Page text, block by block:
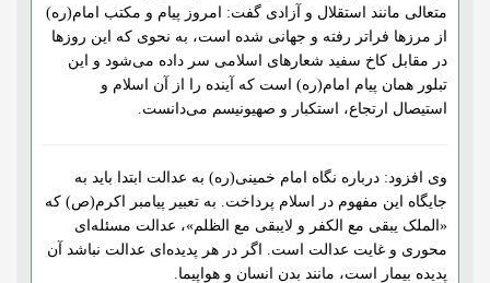
متعالی مانند استقلال و آزادی گفت: امروز پیام و مکتب امام(ره)
از مرزها فراتر رفته و جهانی شده است، به نحوی که این روزها
در مقابل کاخ سفید شعارهای اسلامی سر داده می‌شود و این
تبلور همان پیام امام(ره) است که آینده را از آن اسلام و
استیصال ارتجاع، استکبار و صهیونیسم می‌دانست.
وی افزود: درباره نگاه امام خمینی(ره) به عدالت ابتدا باید به
جایگاه این مفهوم در اسلام پرداخت. به تعبیر پیامبر اکرم(ص) که
«الملک یبقی مع الکفر و لایبقی مع الظلم»، عدالت مسئله‌ای
محوری و غایت عدالت است. اگر در هر پدیده‌ای عدالت نباشد آن
پدیده بیمار است، مانند بدن انسان و هواپیما.